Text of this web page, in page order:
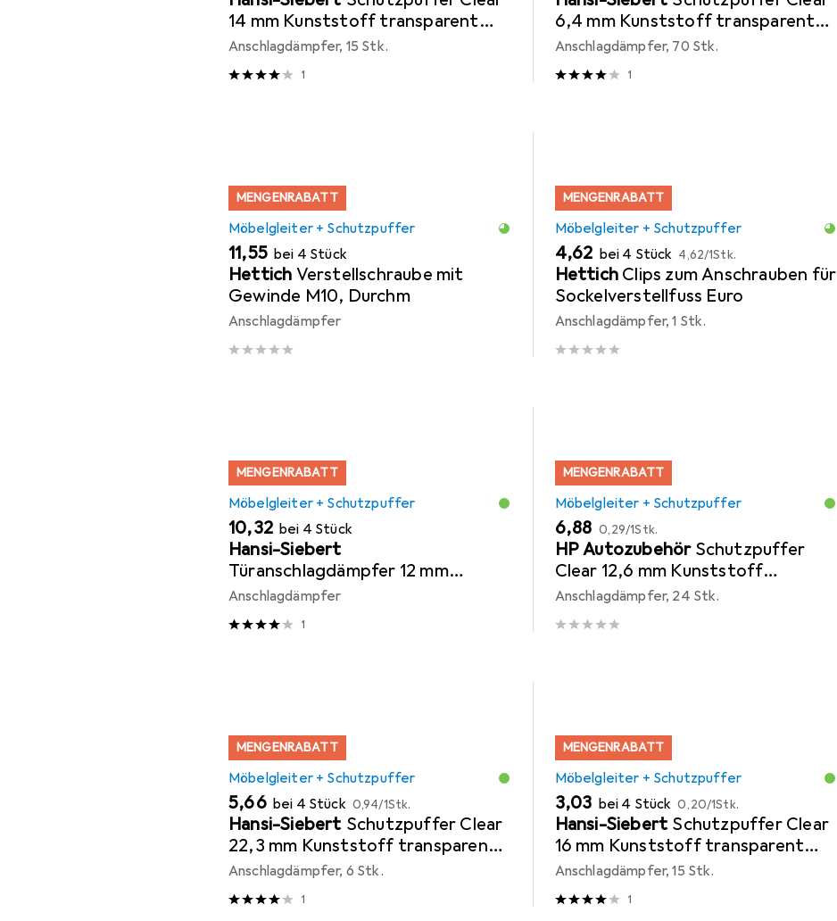
14 mm Kunststoff transparent
Koni selbstklebend
Anschlagdämpfer, 15 Stk.
1
6,4 mm Kunststoff transparent
Linse selbstklebend
Anschlagdämpfer, 70 Stk.
1
MENGENRABATT
Möbelgleiter + Schutzpuffer
EUR
11,55 bei 4 Stück
Hettich Verstellschraube mit
Gewinde M10, Durchm
Anschlagdämpfer
MENGENRABATT
Möbelgleiter + Schutzpuffer
EUR
4,62 bei 4 Stück EUR
4,62/1Stk.
Hettich Clips zum Anschrauben für
Sockelverstellfuss Euro
Anschlagdämpfer, 1 Stk.
MENGENRABATT
Möbelgleiter + Schutzpuffer
EUR
10,32 bei 4 Stück
Hansi-Siebert
Türanschlagdämpfer 12 mm
Kunststoff klar selbstklebend
Anschlagdämpfer
1
MENGENRABATT
Möbelgleiter + Schutzpuffer
EUR
6,88 EUR
0,29/1Stk.
HP Autozubehör Schutzpuffer
Clear 12,6 mm Kunststoff
transparent Quadrat
selbstklebend
Anschlagdämpfer, 24 Stk.
MENGENRABATT
Möbelgleiter + Schutzpuffer
EUR
5,66 bei 4 Stück EUR
0,94/1Stk.
Hansi-Siebert Schutzpuffer Clear
22,3 mm Kunststoff transparent
Sofo selbstklebend
Anschlagdämpfer, 6 Stk.
1
MENGENRABATT
Möbelgleiter + Schutzpuffer
EUR
3,03 bei 4 Stück EUR
0,20/1Stk.
Hansi-Siebert Schutzpuffer Clear
16 mm Kunststoff transparent
Linse selbstklebend
Anschlagdämpfer, 15 Stk.
1